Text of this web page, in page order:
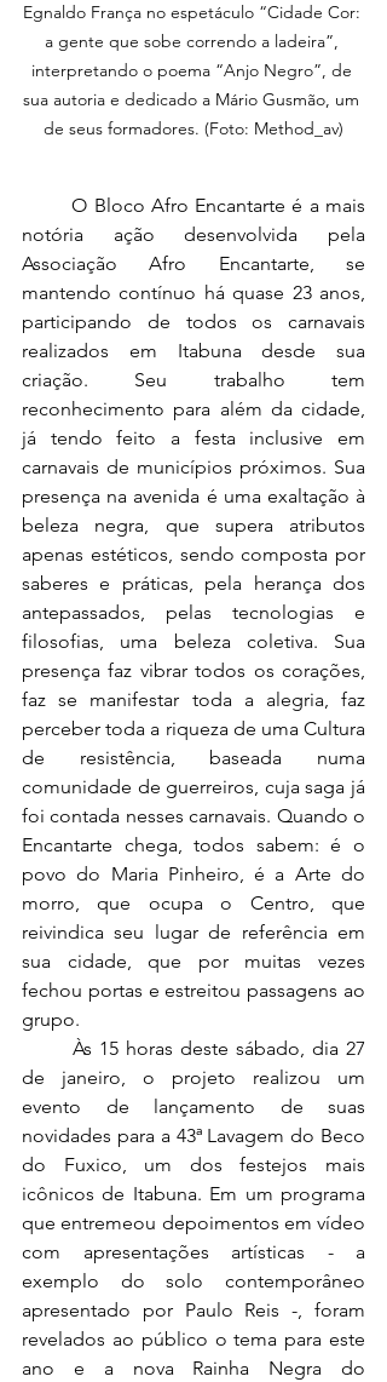
Egnaldo França no espetáculo “Cidade Cor:
a gente que sobe correndo a ladeira”,
interpretando o poema “Anjo Negro”, de
sua autoria e dedicado a Mário Gusmão, um
de seus formadores. (Foto: Method_av)
	O Bloco Afro Encantarte é a mais
notória ação desenvolvida pela
Associação Afro Encantarte, se
mantendo contínuo há quase 23 anos,
participando de todos os carnavais
realizados em Itabuna desde sua
criação. Seu trabalho tem
reconhecimento para além da cidade,
já tendo feito a festa inclusive em
carnavais de municípios próximos. Sua
presença na avenida é uma exaltação à
beleza negra, que supera atributos
apenas estéticos, sendo composta por
saberes e práticas, pela herança dos
antepassados, pelas tecnologias e
filosofias, uma beleza coletiva. Sua
presença faz vibrar todos os corações,
faz se manifestar toda a alegria, faz
perceber toda a riqueza de uma Cultura
de resistência, baseada numa
comunidade de guerreiros, cuja saga já
foi contada nesses carnavais. Quando o
Encantarte chega, todos sabem: é o
povo do Maria Pinheiro, é a Arte do
morro, que ocupa o Centro, que
reivindica seu lugar de referência em
sua cidade, que por muitas vezes
fechou portas e estreitou passagens ao
grupo.
de janeiro, o projeto realizou um
evento de lançamento de suas
novidades para a 43ª Lavagem do Beco
do Fuxico, um dos festejos mais
icônicos de Itabuna. Em um programa
que entremeou depoimentos em vídeo
com apresentações artísticas - a
exemplo do solo contemporâneo
apresentado por Paulo Reis -, foram
revelados ao público o tema para este
ano e a nova Rainha Negra do